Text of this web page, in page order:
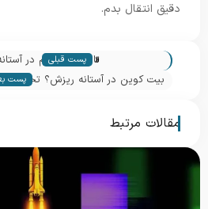
دقیق انتقال بدم.
« پست قبلی
تام لی: اتریوم در
بیت کوین
بیت کوین در آستانه ریزش؟ تحلیل
پست
مقالات مرتبط